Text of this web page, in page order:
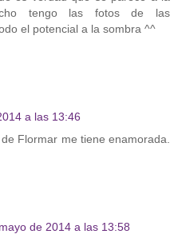
tengo las fotos de las
el potencial a la sombra ^^
a las 13:46
Flormar me tiene enamorada.
de 2014 a las 13:58